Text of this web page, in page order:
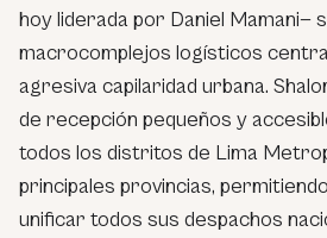
hoy liderada por Daniel Mamani—
macrocomplejos logísticos
agresiva capilaridad urbana.
de recepción pequeños y
todos los distritos de Lima
principales provincias,
unificar todos sus despachos